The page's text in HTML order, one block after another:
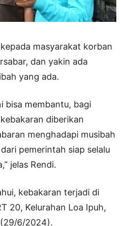
masyarakat korban
dan yakin ada
yang ada.
bisa membantu, bagi
diberikan
menghadapi musibah
pemerintah siap selalu
jelas Rendi.
kebakaran terjadi di
20, Kelurahan Loa Ipuh,
6/2024).